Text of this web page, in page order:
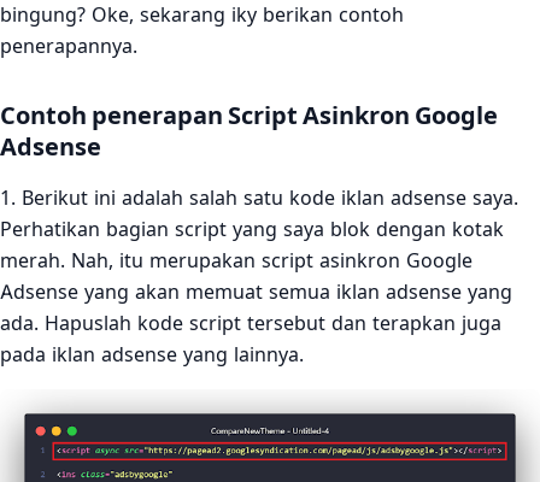
bingung? Oke, sekarang iky berikan contoh
penerapannya.
Contoh penerapan Script Asinkron Google
Adsense
1. Berikut ini adalah salah satu kode iklan adsense saya.
Perhatikan bagian script yang saya blok dengan kotak
merah. Nah, itu merupakan script asinkron Google
Adsense yang akan memuat semua iklan adsense yang
ada. Hapuslah kode script tersebut dan terapkan juga
pada iklan adsense yang lainnya.